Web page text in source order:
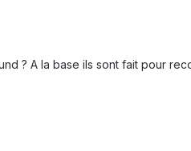
? A la base ils sont fait pour